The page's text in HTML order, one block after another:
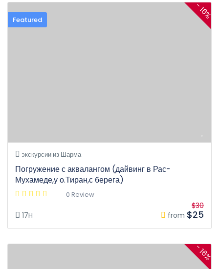
Featured - 16%
экскурсии из Шарма
Погружение с аквалангом (дайвинг в Рас-
Мухамеде,у о.Тиран,с берега)
0 Review
17H from
$30
$25
- 16%